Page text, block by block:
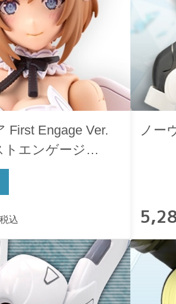
First Engage Ver.
トエンゲージ
込
ノー